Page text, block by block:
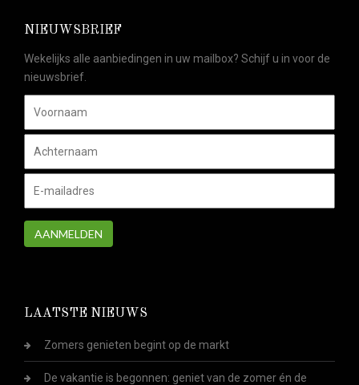
NIEUWSBRIEF
Wekelijks alle aanbiedingen in uw mailbox? Schijf u in voor de
nieuwsbrief.
AANMELDEN
LAATSTE NIEUWS
Zomers genieten begint op de markt
De vakantie is begonnen: geniet van de zomer én de